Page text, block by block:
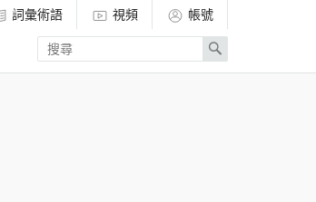
詞彙術語 視頻
帳號
Enter
search
term
Search